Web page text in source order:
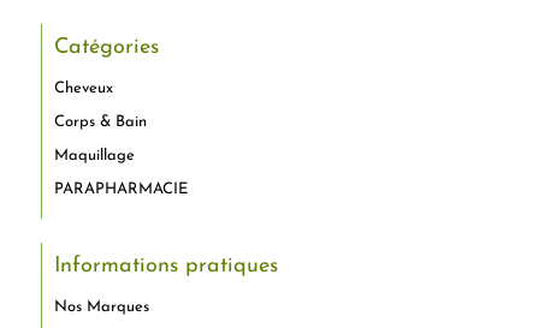
Catégories
Cheveux
Corps & Bain
Maquillage
PARAPHARMACIE
Informations pratiques
Nos Marques